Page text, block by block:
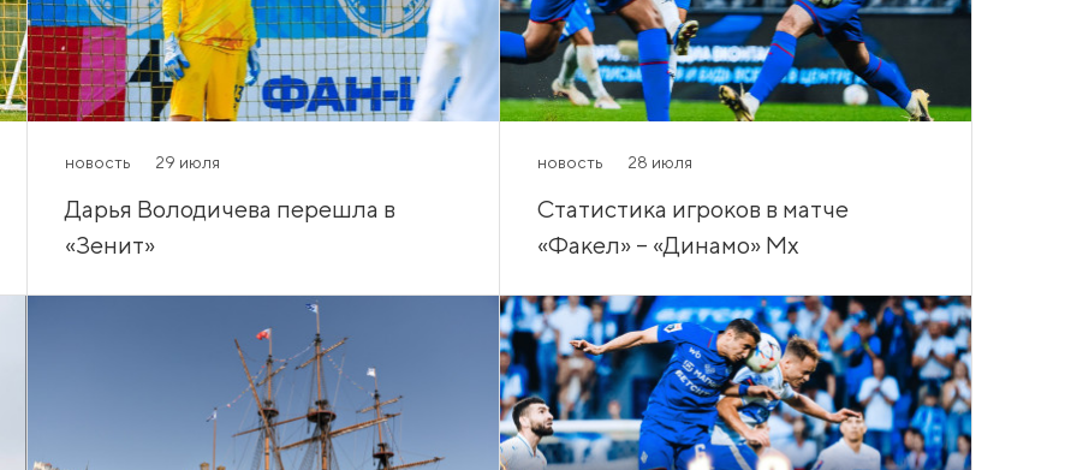
новость 29 июля
Дарья Володичева перешла в
«Зенит»
новость 28 июля
Статистика игроков в матче
«Факел» – «Динамо» Мх